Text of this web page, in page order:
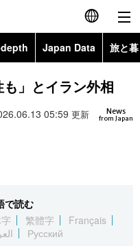
English
简体字
繁體字
العربية
Japan Data 旅と
Topics
Images
お知らせ
も」とイラン外相
News
from Japan
05:59 更新
で読む
繁體字
Français
Русский